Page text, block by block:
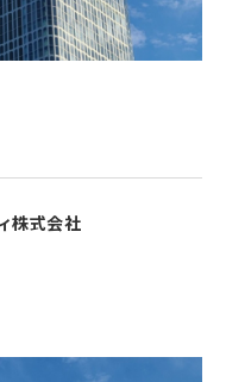
けた者が法令の定める事務を遂
本人の同意を得ることにより当該
当該個人データを取り扱う目的
るおそれがある方法により個人
手段により取得しません。
場合
合であって、当該要配慮個人情報
株式会社